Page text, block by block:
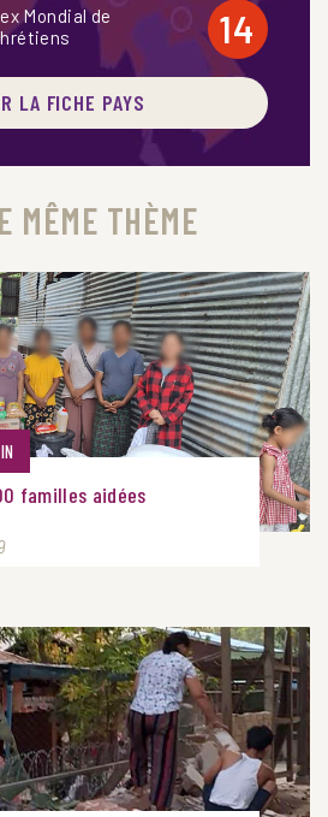
Mondial de
14
LA FICHE PAYS
MÊME THÈME
familles aidées